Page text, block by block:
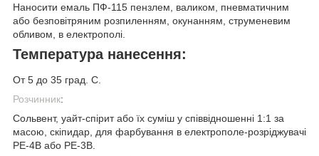
Наносити емаль ПФ-115 пензлем, валиком, пневматичним
або безповітряним розпиленням, окунанням, струменевим
обливом, в електрополі.
Температура нанесення:
От 5 до 35 град. С.
Розчинник:
Сольвент, уайт-спірит або їх суміш у співвідношенні 1:1 за
масою, скіпидар, для фарбування в електрополе-розріджувачі
PE-4В або PE-3В.